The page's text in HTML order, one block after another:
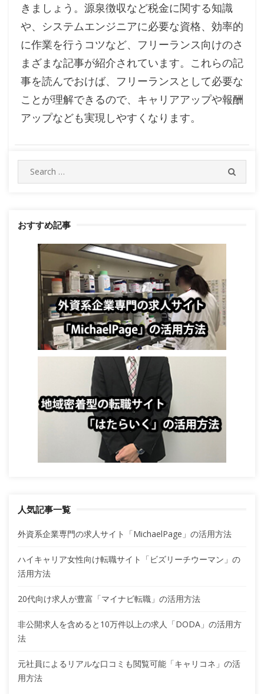
きましょう。源泉徴収など税金に関する知識
や、システムエンジニアに必要な資格、効率的
に作業を行うコツなど、フリーランス向けのさ
まざまな記事が紹介されています。これらの記
事を読んでおけば、フリーランスとして必要な
ことが理解できるので、キャリアアップや報酬
アップなども実現しやすくなります。
Search
for:
おすすめ記事
人気記事一覧
外資系企業専門の求人サイト「MichaelPage」の活用方法
ハイキャリア女性向け転職サイト「ビズリーチウーマン」の
活用方法
20代向け求人が豊富「マイナビ転職」の活用方法
非公開求人を含めると10万件以上の求人「DODA」の活用方
法
元社員によるリアルな口コミも閲覧可能「キャリコネ」の活
用方法